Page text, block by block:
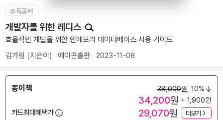
소득공제
개발자를 위한 레디스
효율적인 개발을 위한 인메모리 데이터베이스 사용 가이드
김가림 (지은이) 에이콘출판 2023-11-08
종이책 38,000원, 10%
34,200원 + 1,900원
카드최대혜택가
29,070원 더보기